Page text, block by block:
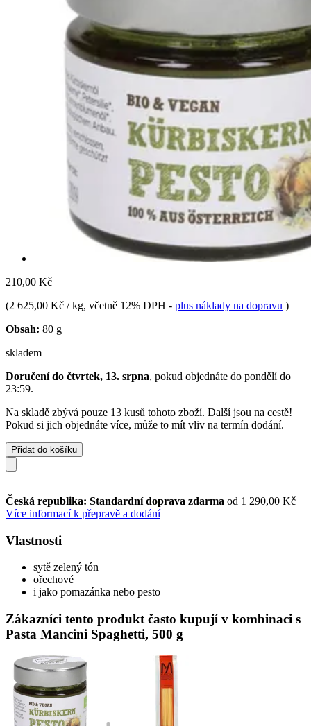
210,00 Kč
(2 625,00 Kč / kg, včetně 12% DPH - plus náklady na dopravu )
Obsah: 80 g
skladem
Doručení do čtvrtek, 13. srpna, pokud objednáte do pondělí do
23:59.
Na skladě zbývá pouze 13 kusů tohoto zboží. Další jsou na cestě!
Pokud si jich objednáte více, může to mít vliv na termín dodání.
Přidat do košíku
Česká republika: Standardní doprava zdarma od 1 290,00 Kč
Více informací k přepravě a dodání
Vlastnosti
sytě zelený tón
ořechové
i jako pomazánka nebo pesto
Zákazníci tento produkt často kupují v kombinaci s
Pasta Mancini Spaghetti, 500 g